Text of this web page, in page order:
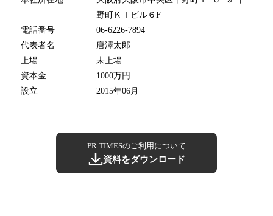
野町ＫＩビル６F
電話番号
06-6226-7894
代表者名
唐澤太郎
上場
未上場
資本金
1000万円
設立
2015年06月
PR TIMESのご利用について
資料をダウンロード